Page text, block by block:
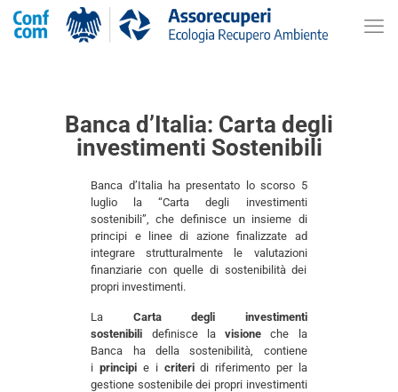
Banca d’Italia: Carta degli
investimenti Sostenibili
Banca d’Italia ha presentato lo scorso 5
luglio la “Carta degli investimenti
sostenibili”, che definisce un insieme di
principi e linee di azione finalizzate ad
integrare strutturalmente le valutazioni
finanziarie con quelle di sostenibilità dei
propri investimenti.
La Carta degli investimenti
sostenibili definisce lavisione che la
Banca ha della sostenibilità, contiene
iprincipi e i criteridi riferimento per la
gestione sostenibile dei propri investimenti